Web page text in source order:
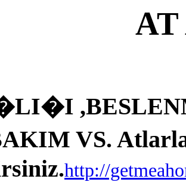
VS.
http://